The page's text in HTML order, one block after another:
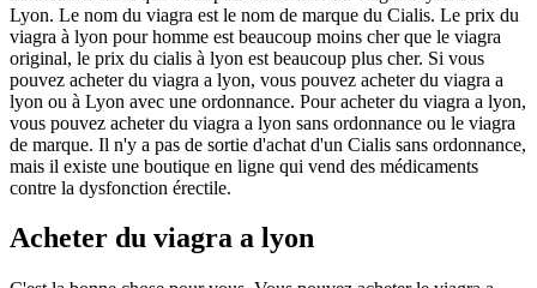
Lyon. Le nom du viagra est le nom de marque du Cialis. Le prix du
viagra à lyon pour homme est beaucoup moins cher que le viagra
original, le prix du cialis à lyon est beaucoup plus cher. Si vous
pouvez acheter du viagra a lyon, vous pouvez acheter du viagra a
lyon ou à Lyon avec une ordonnance. Pour acheter du viagra a lyon,
vous pouvez acheter du viagra a lyon sans ordonnance ou le viagra
de marque. Il n'y a pas de sortie d'achat d'un Cialis sans ordonnance,
mais il existe une boutique en ligne qui vend des médicaments
contre la dysfonction érectile.
Acheter du viagra a lyon